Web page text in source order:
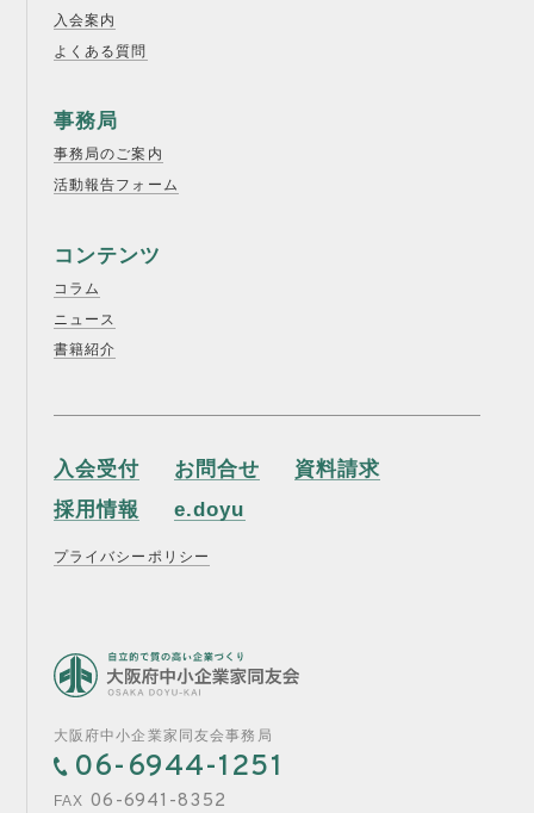
入会案内
よくある質問
事務局
事務局のご案内
活動報告フォーム
コンテンツ
コラム
ニュース
書籍紹介
入会受付 お問合せ
資料請求
採用情報
e.doyu
プライバシーポリシー
大阪府中小企業家同友会事務局
06-6944-1251
FAX 06-6941-8352